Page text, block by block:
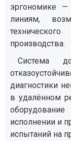
эргономике —
линиям,
производства.
Система
диагностики
в удалённом
исполнении и
испытаний на